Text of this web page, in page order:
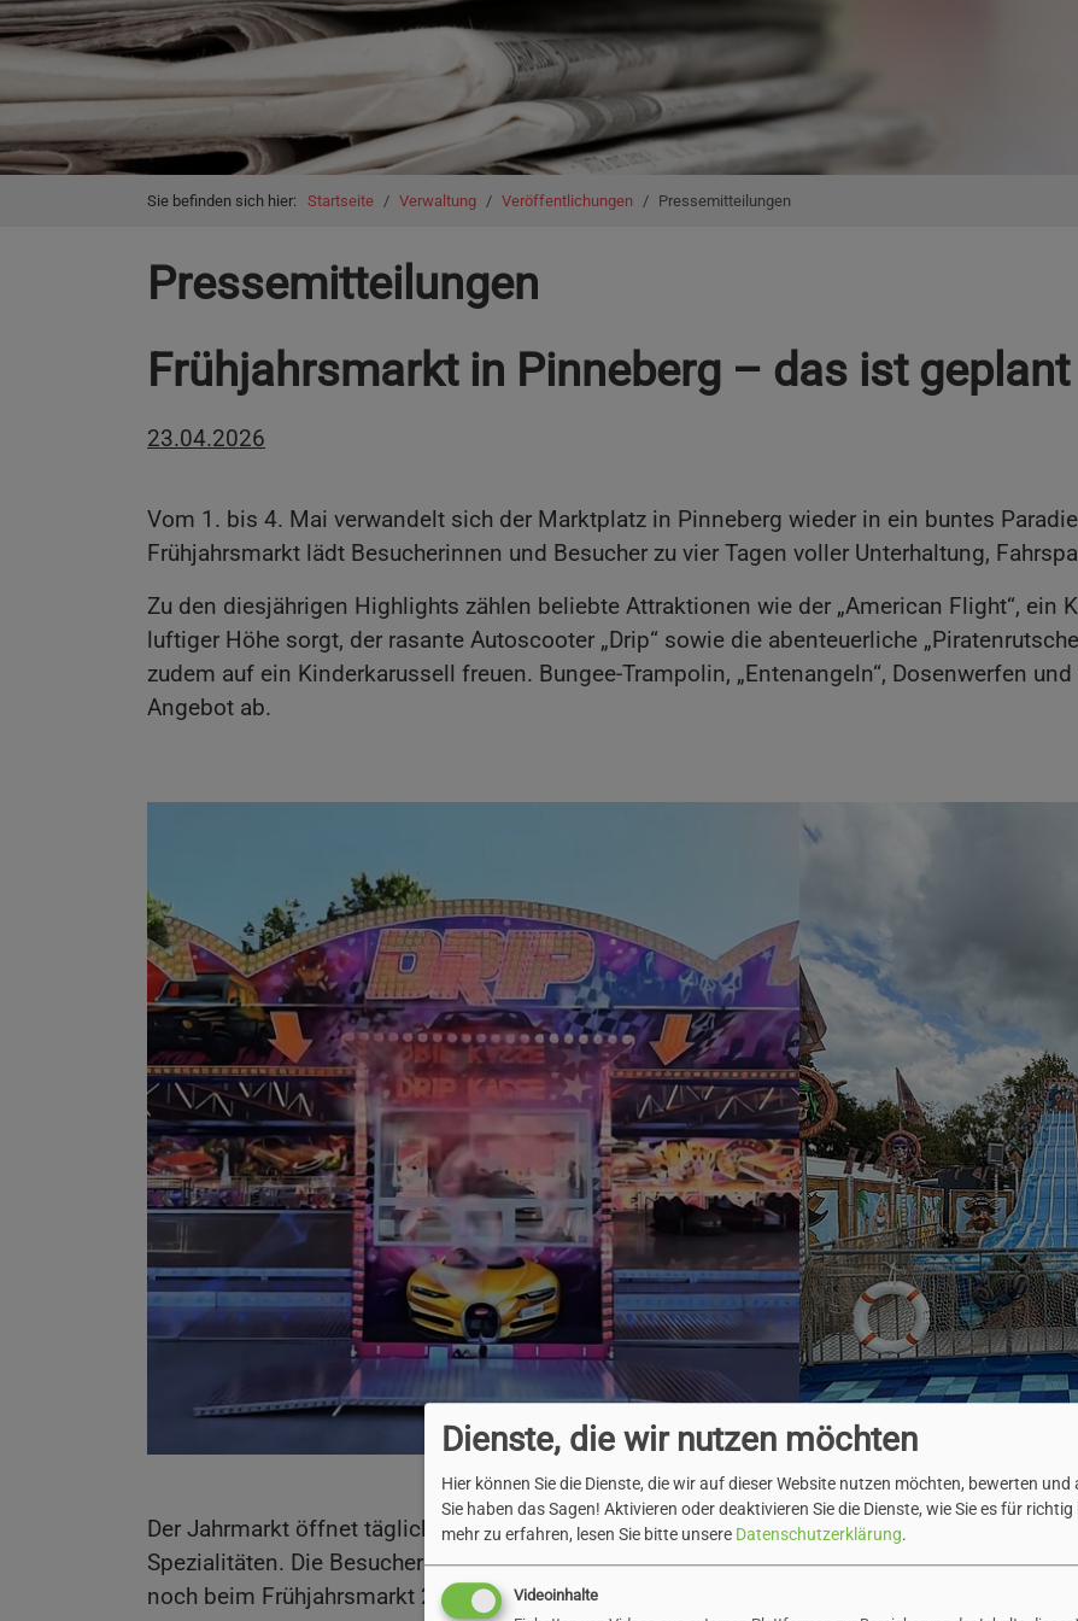
You are here:
Sie befinden sich hier: Startseite Verwaltung Veröffentlichungen Pressemitteilungen
Pressemitteilungen
Frühjahrsmarkt in Pinneberg – das ist geplant
23.04.2026
Vom 1. bis 4. Mai verwandelt sich der Marktplatz in Pinneberg wieder in ein buntes
Frühjahrsmarkt lädt Besucherinnen und Besucher zu vier Tagen voller Unterhaltung,
Zu den diesjährigen Highlights zählen beliebte Attraktionen wie der „American Flight“, ein
luftiger Höhe sorgt, der rasante Autoscooter „Drip“ sowie die abenteuerliche
zudem auf ein Kinderkarussell freuen. Bungee-Trampolin, „Entenangeln“, Dosenwerfen
Angebot ab.
Der Jahrmarkt öffnet täglich um 14 Uhr und bietet neben den Fahrgeschäften auch
Spezialitäten. Die Besucherinnen und Besucher erwarten auf dem Marktplatz insgesamt
noch beim Frühjahrsmarkt 2025.
Dienste, die wir nutzen möchten
Hier können Sie die Dienste, die wir auf dieser Website nutzen möchten, bewerten und
Sie haben das Sagen! Aktivieren oder deaktivieren Sie die Dienste, wie Sie es für
mehr zu erfahren, lesen Sie bitte unsere Datenschutzerklärung.
Videoinhalte